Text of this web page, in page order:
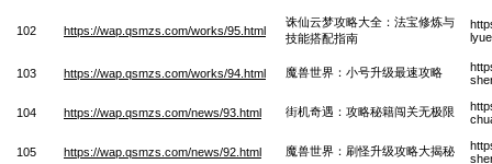
102 https://wap.qsmzs.com/works/95.html
诛仙云梦攻略大全：法宝修炼与
技能搭配指南
103 https://wap.qsmzs.com/works/94.html 魔兽世界：小号升级最速攻略
104 https://wap.qsmzs.com/news/93.html 街机奇遇：攻略秘籍闯关无极限
105 https://wap.qsmzs.com/news/92.html 魔兽世界：刷怪升级攻略大揭秘